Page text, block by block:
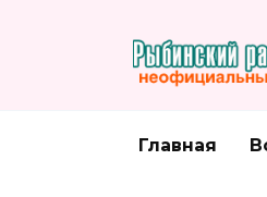
Главная